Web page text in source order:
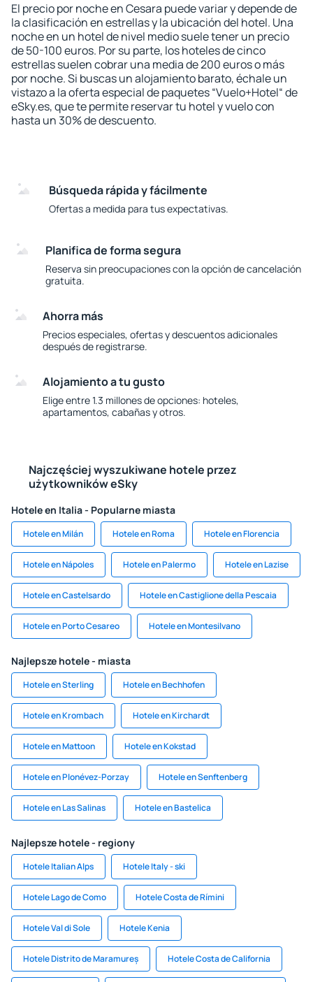
El precio por noche en Cesara puede variar y depende de
la clasificación en estrellas y la ubicación del hotel. Una
noche en un hotel de nivel medio suele tener un precio
de 50-100 euros. Por su parte, los hoteles de cinco
estrellas suelen cobrar una media de 200 euros o más
por noche. Si buscas un alojamiento barato, échale un
vistazo a la oferta especial de paquetes “Vuelo+Hotel“ de
eSky.es, que te permite reservar tu hotel y vuelo con
hasta un 30% de descuento.
Búsqueda rápida y fácilmente
Ofertas a medida para tus expectativas.
Planifica de forma segura
Reserva sin preocupaciones con la opción de cancelación
gratuita.
Ahorra más
Precios especiales, ofertas y descuentos adicionales
después de registrarse.
Alojamiento a tu gusto
Elige entre 1.3 millones de opciones: hoteles,
apartamentos, cabañas y otros.
Najczęściej wyszukiwane hotele przez
użytkowników eSky
Hotele en Italia - Popularne miasta
Hotele en Milán Hotele en Roma Hotele en Florencia
Hotele en Nápoles Hotele en Palermo Hotele en Lazise
Hotele en Castelsardo Hotele en Castiglione della Pescaia
Hotele en Porto Cesareo Hotele en Montesilvano
Najlepsze hotele - miasta
Hotele en Sterling Hotele en Bechhofen
Hotele en Krombach Hotele en Kirchardt
Hotele en Mattoon Hotele en Kokstad
Hotele en Plonévez-Porzay Hotele en Senftenberg
Hotele en Las Salinas Hotele en Bastelica
Najlepsze hotele - regiony
Hotele Italian Alps Hotele Italy - ski
Hotele Lago de Como Hotele Costa de Rímini
Hotele Val di Sole Hotele Kenia
Hotele Distrito de Maramureș Hotele Costa de California